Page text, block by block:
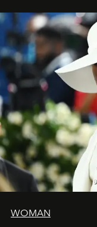
WOMAN